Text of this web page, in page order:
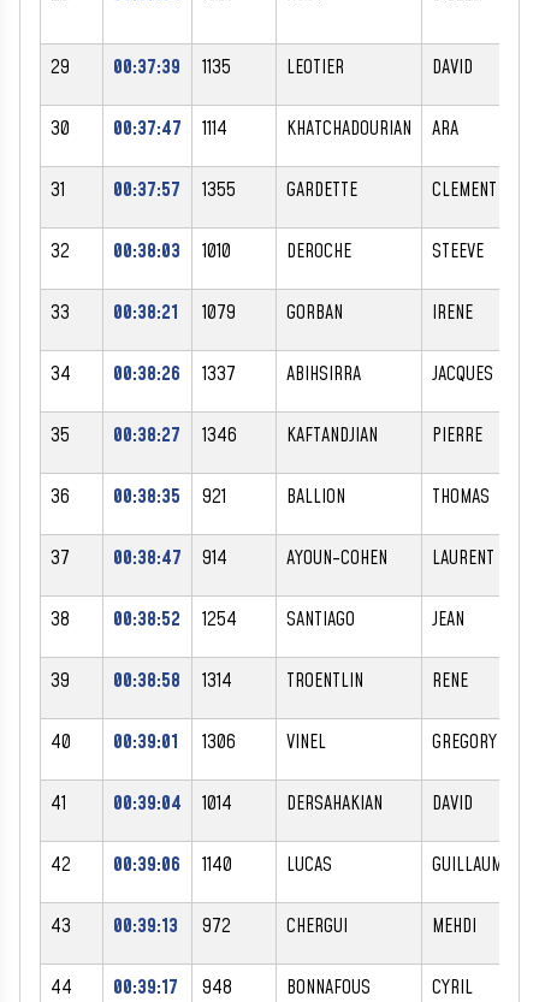
29 00:37:39 1135 LEOTIER DAVID
30 00:37:47 1114 KHATCHADOURIAN ARA
31 00:37:57 1355 GARDETTE CLEMENT
32 00:38:03 1010 DEROCHE STEEVE
33 00:38:21 1079 GORBAN IRENE
34 00:38:26 1337 ABIHSIRRA JACQUES
35 00:38:27 1346 KAFTANDJIAN PIERRE
36 00:38:35 921 BALLION THOMAS
37 00:38:47 914 AYOUN-COHEN LAURENT
38 00:38:52 1254 SANTIAGO JEAN
39 00:38:58 1314 TROENTLIN RENE
40 00:39:01 1306 VINEL GREGORY
41 00:39:04 1014 DERSAHAKIAN DAVID
42 00:39:06 1140 LUCAS GUILLAUME
43 00:39:13 972 CHERGUI MEHDI
44 00:39:17 948 BONNAFOUS CYRIL